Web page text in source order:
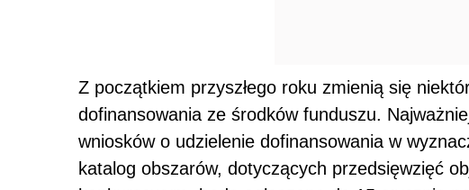
Z początkiem przyszłego roku zmienią się
dofinansowania ze środków funduszu.
wniosków o udzielenie dofinansowania w
katalog obszarów, dotyczących przedsięwzięć